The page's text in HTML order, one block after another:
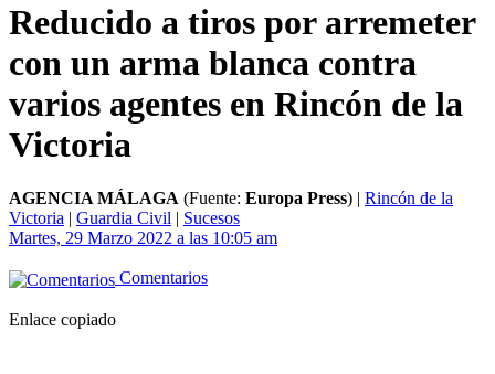
Reducido a tiros por arremeter
con un arma blanca contra
varios agentes en Rincón de la
Victoria
AGENCIA MÁLAGA (Fuente: Europa Press) | Rincón de la
Victoria | Guardia Civil | Sucesos
Martes, 29 Marzo 2022 a las 10:05 am
Comentarios
Enlace copiado